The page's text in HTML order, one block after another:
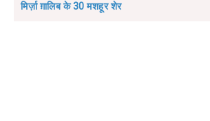
मिर्ज़ा ग़ालिब के 30 मशहूर शेर